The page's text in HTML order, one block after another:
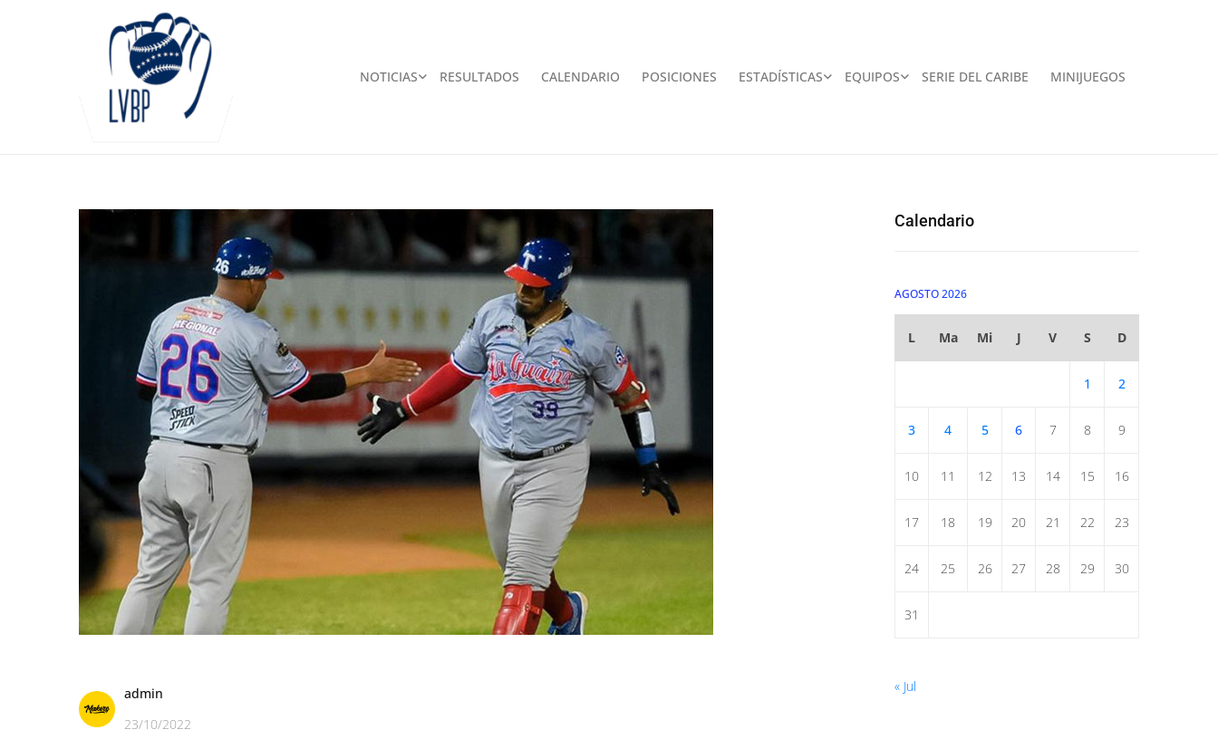
NOTICIAS RESULTADOS CALENDARIO POSICIONES ESTADÍSTICAS EQUIPOS SERIE DEL CARIBE MINIJUEGOS
admin
23/10/2022
Calendario
AGOSTO 2026
L Ma Mi J V S D
1 2
3 4 5 6 7 8 9
10 11 12 13 14 15 16
17 18 19 20 21 22 23
24 25 26 27 28 29 30
31
« Jul